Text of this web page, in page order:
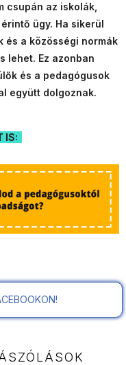
csupán az iskolák,
ügy. Ha sikerül
és a közösségi normák
lehet. Ez azonban
és a pedagógusok
együtt dolgoznak.
IS: